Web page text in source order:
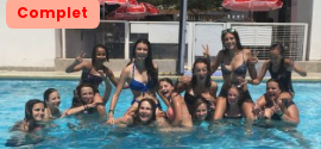
Complet